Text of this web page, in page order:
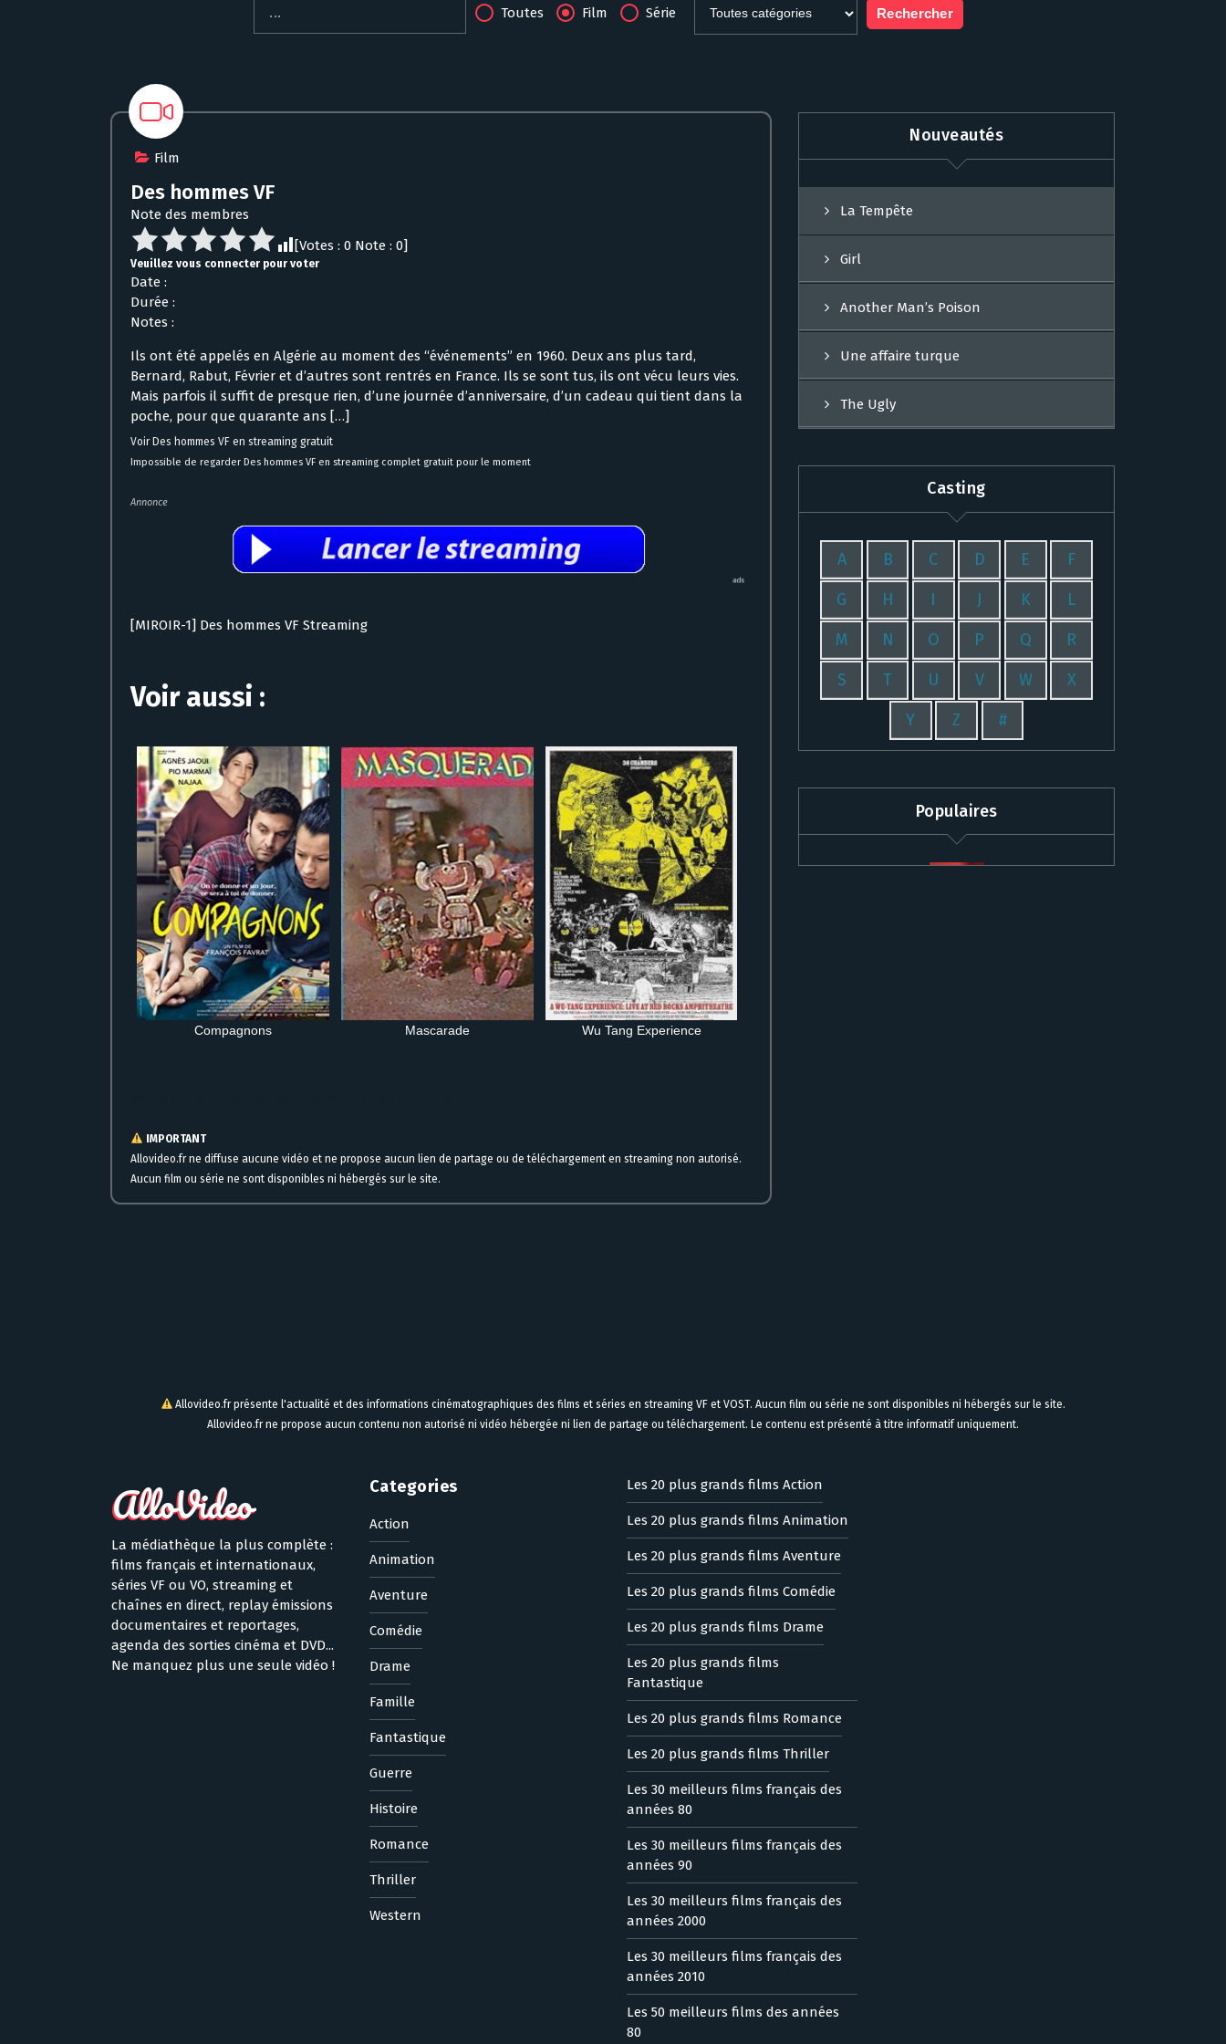
Toutes Film Série
Film
Des hommes VF
Note des membres
[Votes : 0 Note : 0]
Veuillez vous connecter pour voter
Date :
Durée :
Notes :
Ils ont été appelés en Algérie au moment des “événements” en 1960. Deux ans plus tard,
Bernard, Rabut, Février et d’autres sont rentrés en France. Ils se sont tus, ils ont vécu leurs vies.
Mais parfois il suffit de presque rien, d’une journée d’anniversaire, d’un cadeau qui tient dans la
poche, pour que quarante ans […]
Voir Des hommes VF en streaming gratuit
Impossible de regarder Des hommes VF en streaming complet gratuit pour le moment
Annonce
[MIROIR-1] Des hommes VF Streaming
Voir aussi :
Compagnons Mascarade Wu Tang Experience
IMPORTANT
Allovideo.fr ne diffuse aucune vidéo et ne propose aucun lien de partage ou de téléchargement en streaming non autorisé.
Aucun film ou série ne sont disponibles ni hébergés sur le site.
Nouveautés
La Tempête
Girl
Another Man’s Poison
Une affaire turque
The Ugly
Casting
A B C D E F
G H I J K L
M N O P Q R
S T U V W X
Y Z #
Populaires
Allovideo.fr présente l'actualité et des informations cinématographiques des films et séries en streaming VF et VOST. Aucun film ou série ne sont disponibles ni hébergés sur le site.
Allovideo.fr ne propose aucun contenu non autorisé ni vidéo hébergée ni lien de partage ou téléchargement. Le contenu est présenté à titre informatif uniquement.
La médiathèque la plus complète :
films français et internationaux,
séries VF ou VO, streaming et
chaînes en direct, replay émissions
documentaires et reportages,
agenda des sorties cinéma et DVD...
Ne manquez plus une seule vidéo !
Categories
Action
Animation
Aventure
Comédie
Drame
Famille
Fantastique
Guerre
Histoire
Romance
Thriller
Western
Les 20 plus grands films Action
Les 20 plus grands films Animation
Les 20 plus grands films Aventure
Les 20 plus grands films Comédie
Les 20 plus grands films Drame
Les 20 plus grands films
Fantastique
Les 20 plus grands films Romance
Les 20 plus grands films Thriller
Les 30 meilleurs films français des
années 80
Les 30 meilleurs films français des
années 90
Les 30 meilleurs films français des
années 2000
Les 30 meilleurs films français des
années 2010
Les 50 meilleurs films des années
80